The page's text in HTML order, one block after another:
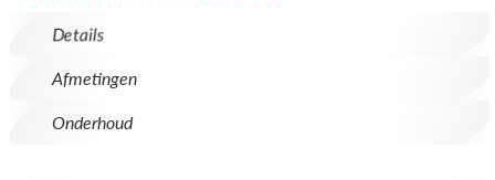
Details
Afmetingen
Onderhoud